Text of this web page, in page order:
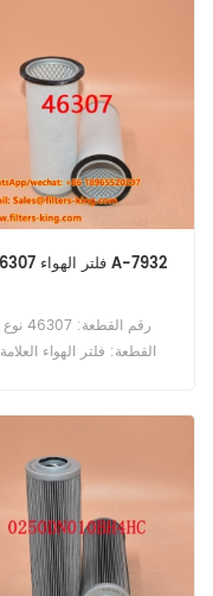
46307 فلتر الهواء A-7932
رقم القطعة: 46307 نوع
القطعة: فلتر الهواء العلامة